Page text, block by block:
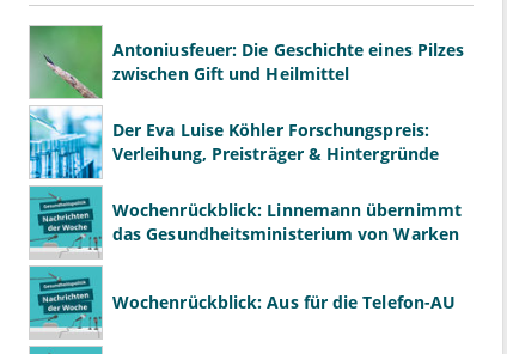
Antoniusfeuer: Die Geschichte eines Pilzes
zwischen Gift und Heilmittel
Der Eva Luise Köhler Forschungspreis:
Verleihung, Preisträger & Hintergründe
Wochenrückblick: Linnemann übernimmt
das Gesundheitsministerium von Warken
Wochenrückblick: Aus für die Telefon-AU